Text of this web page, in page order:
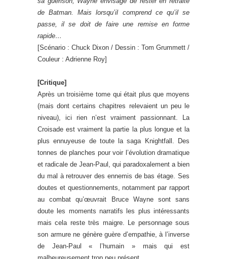
de Batman. Mais lorsqu’il comprend ce qu’il se
passe, il se doit de faire une remise en forme
rapide…
[Scénario : Chuck Dixon / Dessin : Tom Grummett /
Couleur : Adrienne Roy]
[Critique]
Après un troisième tome qui était plus que moyens
(mais dont certains chapitres relevaient un peu le
niveau), ici rien n’est vraiment passionnant. La
Croisade est vraiment la partie la plus longue et la
plus ennuyeuse de toute la saga Knightfall. Des
tonnes de planches pour voir l’évolution dramatique
et radicale de Jean-Paul, qui paradoxalement a bien
du mal à retrouver des ennemis de bas étage. Ses
doutes et questionnements, notamment par rapport
au combat qu’œuvrait Bruce Wayne sont sans
doute les moments narratifs les plus intéressants
mais cela reste très maigre. Le personnage sous
son armure ne génère guère d’empathie, à l’inverse
de Jean-Paul « l’humain » mais qui est